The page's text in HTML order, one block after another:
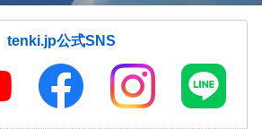
tenki.jp公式SNS